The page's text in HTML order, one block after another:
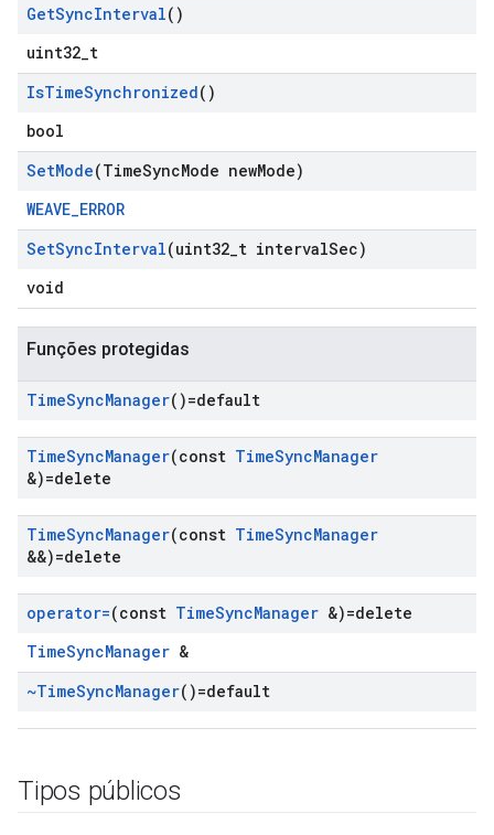
GetSyncInterval()
uint32_t
IsTimeSynchronized()
bool
SetMode(TimeSyncMode newMode)
WEAVE_ERROR
SetSyncInterval(uint32 t intervalSec)
void
Funções protegidas
TimeSyncManager()=default
TimeSyncManager(const TimeSyncManager
&)=delete
TimeSyncManager(const TimeSyncManager
&&)=delete
operator=(const TimeSyncManager &)=delete
TimeSyncManager &
~TimeSyncManager()=default
Tipos públicos